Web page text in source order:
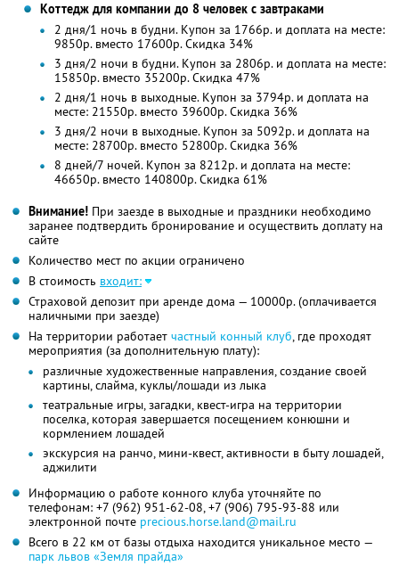
Коттедж для компании до 8 человек с завтраками
2 дня/1 ночь в будни. Купон за 1766р. и доплата на месте:
9850р. вместо 17600р. Скидка 34%
3 дня/2 ночи в будни. Купон за 2806р. и доплата на месте:
15850р. вместо 35200р. Скидка 47%
2 дня/1 ночь в выходные. Купон за 3794р. и доплата на
месте: 21550р. вместо 39600р. Скидка 36%
3 дня/2 ночи в выходные. Купон за 5092р. и доплата на
месте: 28700р. вместо 52800р. Скидка 36%
8 дней/7 ночей. Купон за 8212р. и доплата на месте:
46650р. вместо 140800р. Скидка 61%
Внимание! При заезде в выходные и праздники необходимо
заранее подтвердить бронирование и осуществить доплату на
сайте
Количество мест по акции ограничено
В стоимость входит:
Страховой депозит при аренде дома — 10000р. (оплачивается
наличными при заезде)
На территории работает частный конный клуб, где проходят
мероприятия (за дополнительную плату):
различные художественные направления, создание своей
картины, слайма, куклы/лошади из лыка
театральные игры, загадки, квест-игра на территории
поселка, которая завершается посещением конюшни и
кормлением лошадей
экскурсия на ранчо, мини-квест, активности в быту лошадей,
аджилити
Информацию о работе конного клуба уточняйте по
телефонам: +7 (962) 951-62-08, +7 (906) 795-93-88 или
электронной почте precious.horse.land@mail.ru
Всего в 22 км от базы отдыха находится уникальное место —
парк львов «Земля прайда»